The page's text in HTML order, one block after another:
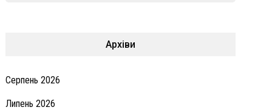
Архіви
Серпень 2026
Липень 2026